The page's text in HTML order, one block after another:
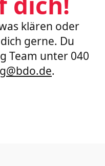
klären oder
gerne. Du
Team unter 040
.